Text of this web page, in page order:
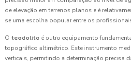
de elevação em terrenos planos e é
se uma escolha popular entre os
O teodolito é outro equipamento
topográfico altimétrico. Este instrumento
verticais, permitindo a determinação precisa